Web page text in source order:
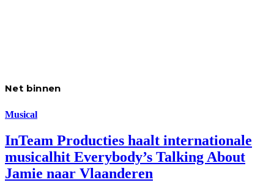
Net binnen
Musical
InTeam Producties haalt internationale
musicalhit Everybody’s Talking About
Jamie naar Vlaanderen